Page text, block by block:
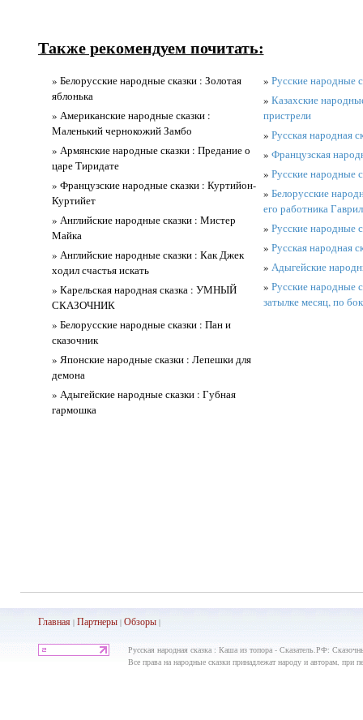
Также рекомендуем почитать:
» Белорусские народные сказки : Золотая
яблонька
» Американские народные сказки :
Маленький чернокожий Замбо
» Армянские народные сказки : Предание о
царе Тиридате
» Французские народные сказки : Куртийон-
Куртийет
» Английские народные сказки : Мистер
Майка
» Английские народные сказки : Как Джек
ходил счастья искать
» Карельская народная сказка : УМНЫЙ
СКАЗОЧНИК
» Белорусские народные сказки : Пан и
сказочник
» Японские народные сказки : Лепешки для
демона
» Адыгейские народные сказки : Губная
гармошка
» Русские народные
» Казахские
пристрели
» Русская народная
» Французская
» Русские народные
» Белорусские
его работника
» Русские народные
» Русская народная
» Адыгейские
» Русские народные
затылке месяц, по
Главная| Партнеры| Обзоры|
Русская народная сказка : Каша из топора - Сказатель.РФ:
Все права на народные сказки принадлежат народу и авторам, при